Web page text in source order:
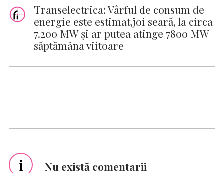
Transelectrica: Vârful de consum de
energie este estimat,joi seară, la circa
7.200 MW şi ar putea atinge 7800 MW
săptămâna viitoare
i Nu există comentarii